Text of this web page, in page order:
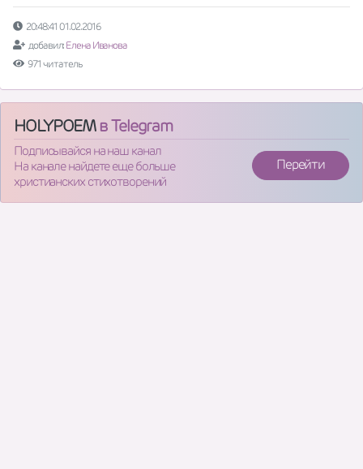
20:48:41 01.02.2016
добавил: Елена Иванова
971 читатель
HOLYPOEMв Telegram
Подписывайся на наш канал
На канале найдете еще больше
христианских стихотворений
Перейти